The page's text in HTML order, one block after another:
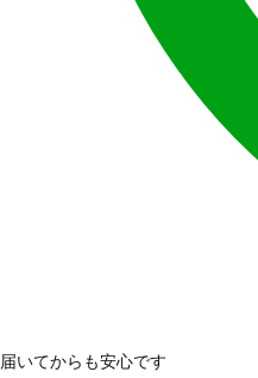
届いてからも安心です